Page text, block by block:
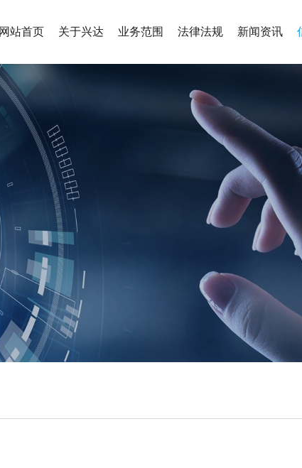
网站首页 关于兴达 业务范围 法律法规 新闻资讯